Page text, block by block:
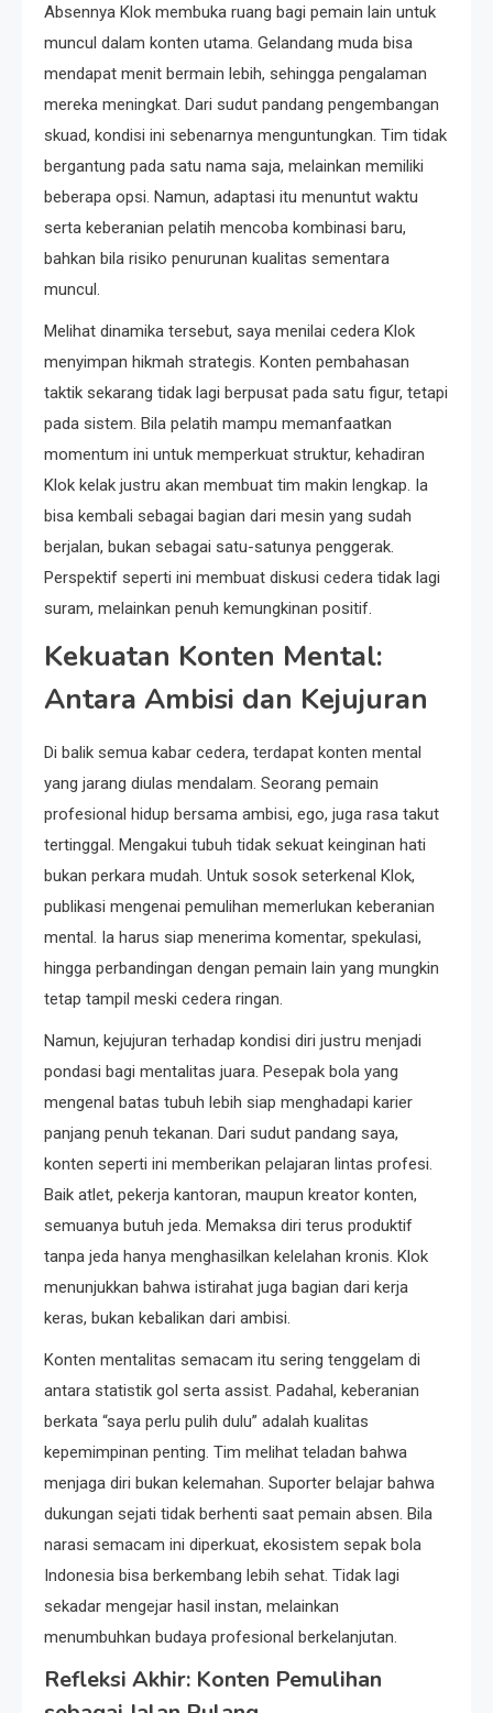
Absennya Klok membuka ruang bagi pemain lain untuk
muncul dalam konten utama. Gelandang muda bisa
mendapat menit bermain lebih, sehingga pengalaman
mereka meningkat. Dari sudut pandang pengembangan
skuad, kondisi ini sebenarnya menguntungkan. Tim tidak
bergantung pada satu nama saja, melainkan memiliki
beberapa opsi. Namun, adaptasi itu menuntut waktu
serta keberanian pelatih mencoba kombinasi baru,
bahkan bila risiko penurunan kualitas sementara
muncul.
Melihat dinamika tersebut, saya menilai cedera Klok
menyimpan hikmah strategis. Konten pembahasan
taktik sekarang tidak lagi berpusat pada satu figur, tetapi
pada sistem. Bila pelatih mampu memanfaatkan
momentum ini untuk memperkuat struktur, kehadiran
Klok kelak justru akan membuat tim makin lengkap. Ia
bisa kembali sebagai bagian dari mesin yang sudah
berjalan, bukan sebagai satu-satunya penggerak.
Perspektif seperti ini membuat diskusi cedera tidak lagi
suram, melainkan penuh kemungkinan positif.
Kekuatan Konten Mental:
Antara Ambisi dan Kejujuran
Di balik semua kabar cedera, terdapat konten mental
yang jarang diulas mendalam. Seorang pemain
profesional hidup bersama ambisi, ego, juga rasa takut
tertinggal. Mengakui tubuh tidak sekuat keinginan hati
bukan perkara mudah. Untuk sosok seterkenal Klok,
publikasi mengenai pemulihan memerlukan keberanian
mental. Ia harus siap menerima komentar, spekulasi,
hingga perbandingan dengan pemain lain yang mungkin
tetap tampil meski cedera ringan.
Namun, kejujuran terhadap kondisi diri justru menjadi
pondasi bagi mentalitas juara. Pesepak bola yang
mengenal batas tubuh lebih siap menghadapi karier
panjang penuh tekanan. Dari sudut pandang saya,
konten seperti ini memberikan pelajaran lintas profesi.
Baik atlet, pekerja kantoran, maupun kreator konten,
semuanya butuh jeda. Memaksa diri terus produktif
tanpa jeda hanya menghasilkan kelelahan kronis. Klok
menunjukkan bahwa istirahat juga bagian dari kerja
keras, bukan kebalikan dari ambisi.
Konten mentalitas semacam itu sering tenggelam di
antara statistik gol serta assist. Padahal, keberanian
berkata “saya perlu pulih dulu” adalah kualitas
kepemimpinan penting. Tim melihat teladan bahwa
menjaga diri bukan kelemahan. Suporter belajar bahwa
dukungan sejati tidak berhenti saat pemain absen. Bila
narasi semacam ini diperkuat, ekosistem sepak bola
Indonesia bisa berkembang lebih sehat. Tidak lagi
sekadar mengejar hasil instan, melainkan
menumbuhkan budaya profesional berkelanjutan.
Refleksi Akhir: Konten Pemulihan